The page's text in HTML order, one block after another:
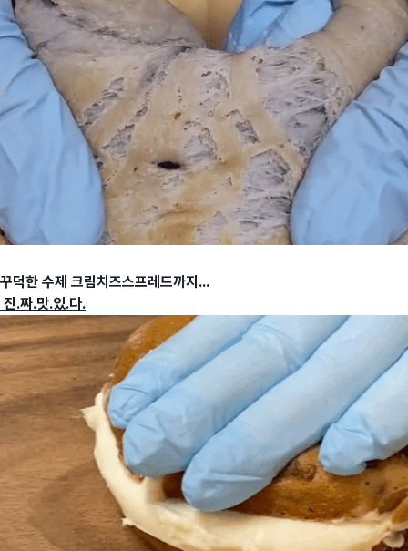
꾸덕한 수제 크림치즈스프레드까지...
진.짜.맛.있.다.